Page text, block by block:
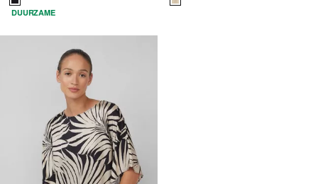
DUURZAME